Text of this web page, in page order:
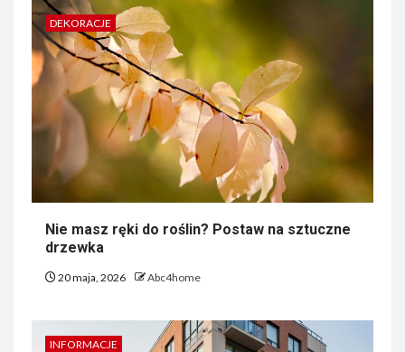
DEKORACJE
Nie masz ręki do roślin? Postaw na sztuczne
drzewka
20 maja, 2026 Abc4home
INFORMACJE